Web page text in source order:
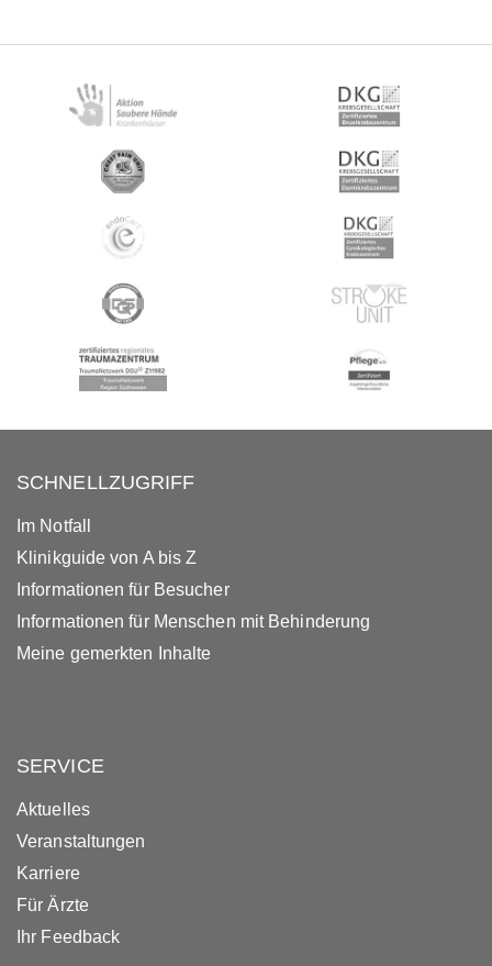
SCHNELLZUGRIFF
Im Notfall
Klinikguide von A bis Z
Informationen für Besucher
Informationen für Menschen mit Behinderung
Meine gemerkten Inhalte
SERVICE
Aktuelles
Veranstaltungen
Karriere
Für Ärzte
Ihr Feedback